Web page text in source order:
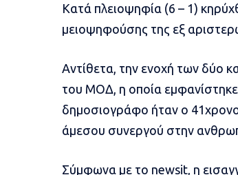
Κατά πλειοψηφία (6 – 1)
μειοψηφούσης της εξ
Αντίθετα, την ενοχή των δύο
του ΜΟΔ, η οποία
δημοσιογράφο ήταν ο
άμεσου συνεργού στην
Σύμφωνα με το newsit, η